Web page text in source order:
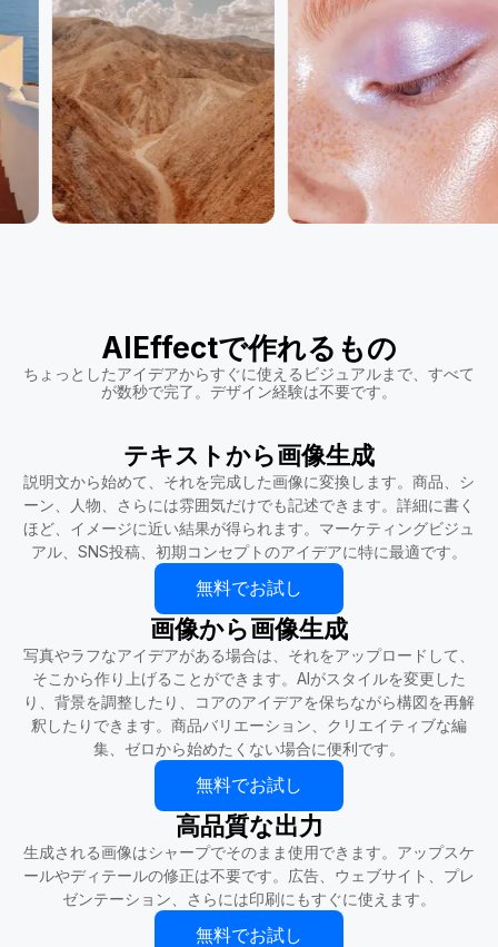
AIEffectで作れるもの
ちょっとしたアイデアからすぐに使えるビジュアルまで、すべて
が数秒で完了。デザイン経験は不要です。
テキストから画像生成
説明文から始めて、それを完成した画像に変換します。商品、シ
ーン、人物、さらには雰囲気だけでも記述できます。詳細に書く
ほど、イメージに近い結果が得られます。マーケティングビジュ
アル、SNS投稿、初期コンセプトのアイデアに特に最適です。
無料でお試し
画像から画像生成
写真やラフなアイデアがある場合は、それをアップロードして、
そこから作り上げることができます。AIがスタイルを変更した
り、背景を調整したり、コアのアイデアを保ちながら構図を再解
釈したりできます。商品バリエーション、クリエイティブな編
集、ゼロから始めたくない場合に便利です。
無料でお試し
高品質な出力
生成される画像はシャープでそのまま使用できます。アップスケ
ールやディテールの修正は不要です。広告、ウェブサイト、プレ
ゼンテーション、さらには印刷にもすぐに使えます。
無料でお試し